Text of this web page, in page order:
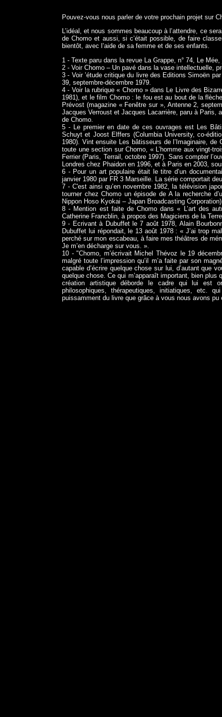
Pouvez-vous nous parler de votre prochain projet sur
L’idéal, et nous sommes beaucoup à l’attendre, ce
de Chomo et aussi, si c’était possible, de faire
bientôt, avec l’aide de sa femme et de ses enfants.
1 - Texte paru dans la revue La Grappe, n° 74, Le
2 - Voir Chomo – Un pavé dans la vase intellectuelle,
3 - Voir ’étude critique du livre des Editions Simoën
39, septembre-décembre 1979.
4 - Voir la rubrique « Chomo » dans Le Livre des
1981), et le film Chomo : le fou est au bout de la
Prévost (magazine « Fenêtre sur », Antenne 2,
Jacques Verroust et Jacques Lacarrière, paru à Paris,
de Chomo.
5 - Le premier en date de ces ouvrages est Les
Schuyt et Joost Elffers (Columbia University, co-
1980). Vint ensuite Les bâtisseurs de l’Imaginaire,
toute une section sur Chomo, « L’homme aux vingt-
Ferrier (Paris, Terrail, octobre 1997). Sans compter
Londres chez Phaidon en 1996, et à Paris en 2003,
6 - Pour un art populaire était le titre d’un
janvier 1980 par FR 3 Marseille. La série comportait
7 - C'est ainsi qu’en novembre 1982, la télévision
tourner chez Chomo un épisode de A la recherche
Nippon Hoso Kyokai – Japan Broadcasting
8 - Mention est faite de Chomo dans « L’art des
Catherine Francblin, à propos des Magiciens de la
9 - Ecrivant à Dubuffet le 7 août 1978, Alain
Dubuffet lui répondait, le 13 août 1978 : « J’ai trop
perché sur mon escabeau, à faire mes théâtres de
Je m’en décharge sur vous. ».
10 - "Chomo, m’écrivait Michel Thévoz le 19
malgré toute l’impression qu’il m’a faite par son
capable d’écrire quelque chose sur lui, d’autant que
quelque chose. Ce qui m’apparaît important, bien
création artistique déborde le cadre qui lui est
philosophiques, thérapeutiques, initiatiques, etc.
puissamment du livre que grâce à vous nous avons pu